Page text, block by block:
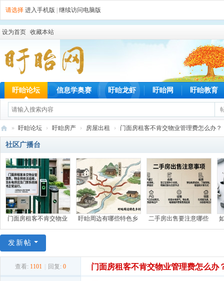
请选择 进入手机版 继续访问电脑版
设为首页 收藏本站
盱眙论坛 信息学奥赛 盱眙龙虾 盱眙网 盱眙教育
盱
眙
网
» 盱眙论坛 › 盱眙房产 › 房屋出租 › 门面房租客不肯交物业管理费怎么办？
社区广播台
门面房租客不肯交物业 盱眙周边有哪些特色乡 二手房出售要注意哪些
发新帖
查看: 1101 回复: 0 门面房租客不肯交物业管理费怎么办